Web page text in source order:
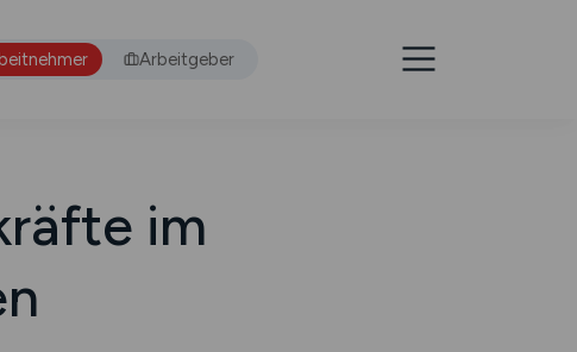
Arbeitgeber
im